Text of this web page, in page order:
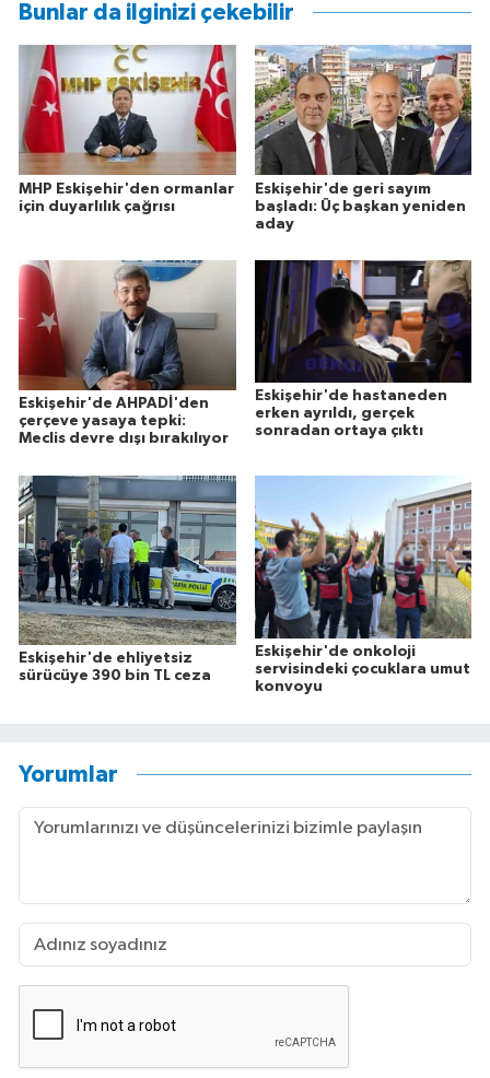
Bunlar da ilginizi çekebilir
MHP Eskişehir'den ormanlar
için duyarlılık çağrısı
Eskişehir'de geri sayım
başladı: Üç başkan yeniden
aday
Eskişehir'de AHPADİ'den
çerçeve yasaya tepki:
Meclis devre dışı bırakılıyor
Eskişehir'de hastaneden
erken ayrıldı, gerçek
sonradan ortaya çıktı
Eskişehir'de ehliyetsiz
sürücüye 390 bin TL ceza
Eskişehir'de onkoloji
servisindeki çocuklara umut
konvoyu
Yorumlar